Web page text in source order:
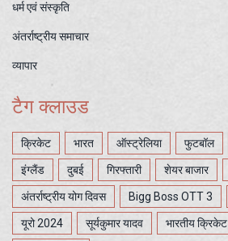
धर्म एवं संस्कृति
अंतर्राष्ट्रीय समाचार
व्यापार
टैग क्लाउड
क्रिकेट भारत ऑस्ट्रेलिया फुटबॉल
इंग्लैंड दुबई गिरफ्तारी शेयर बाजार
अंतर्राष्ट्रीय योग दिवस Bigg Boss OTT 3
यूरो 2024 सूर्यकुमार यादव भारतीय क्रिकेट